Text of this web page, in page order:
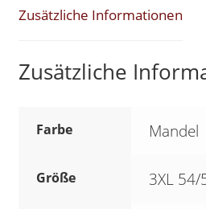
*
SK1
Zusätzliche Informationen
Zusätzliche
Farbe Mandel
Größe 3XL 54/